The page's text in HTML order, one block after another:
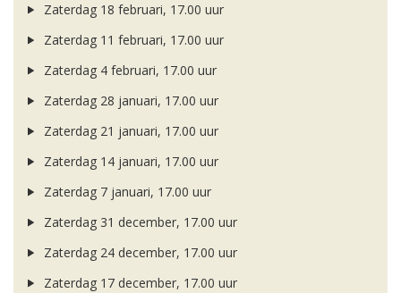
Zaterdag 18 februari, 17.00 uur
Zaterdag 11 februari, 17.00 uur
Zaterdag 4 februari, 17.00 uur
Zaterdag 28 januari, 17.00 uur
Zaterdag 21 januari, 17.00 uur
Zaterdag 14 januari, 17.00 uur
Zaterdag 7 januari, 17.00 uur
Zaterdag 31 december, 17.00 uur
Zaterdag 24 december, 17.00 uur
Zaterdag 17 december, 17.00 uur